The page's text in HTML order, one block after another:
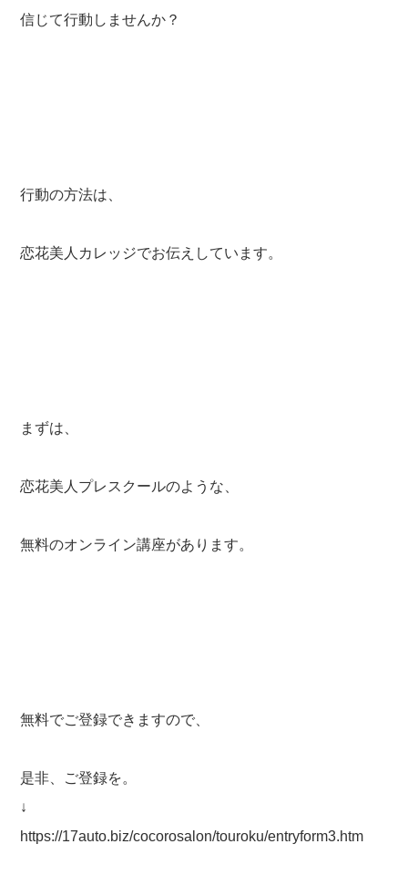
信じて行動しませんか？
行動の方法は、
恋花美人カレッジでお伝えしています。
まずは、
恋花美人プレスクールのような、
無料のオンライン講座があります。
無料でご登録できますので、
是非、ご登録を。
↓
https://17auto.biz/cocorosalon/touroku/entryform3.htm